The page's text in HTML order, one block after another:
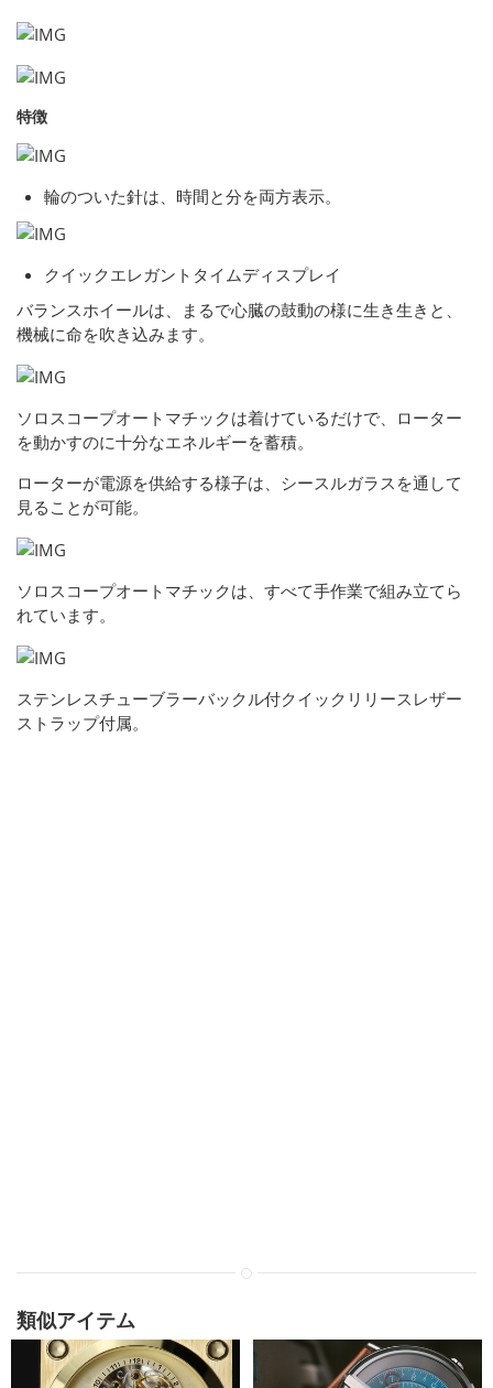
特徴
輪のついた針は、時間と分を両方表示。
クイックエレガントタイムディスプレイ
バランスホイールは、まるで心臓の鼓動の様に生き生きと、
機械に命を吹き込みます。
ソロスコープオートマチックは着けているだけで、ローター
を動かすのに十分なエネルギーを蓄積。
ローターが電源を供給する様子は、シースルガラスを通して
見ることが可能。
ソロスコープオートマチックは、すべて手作業で組み立てら
れています。
ステンレスチューブラーバックル付クイックリリースレザー
ストラップ付属。
類似アイテム